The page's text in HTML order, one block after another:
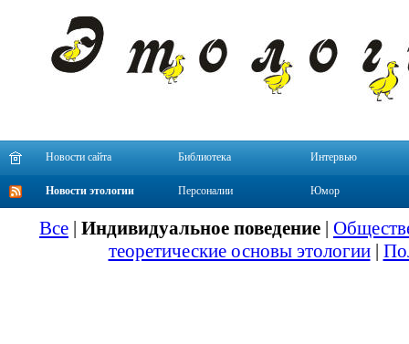
Новости сайта Библиотека Интервью
Новости этологии Персоналии Юмор
Все | Индивидуальное поведение |
теоретические основы этологии|